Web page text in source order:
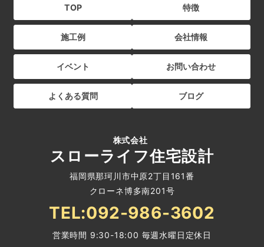
TOP
施工例
イベント
よくある質問
特徴
会社情報
お問い合わせ
ブログ
株式会社
スローライフ住宅設計
福岡県那珂川市中原2丁目161番
クローネ博多南201号
TEL:092-986-3602
営業時間 9:30-18:00 毎週水曜日定休日